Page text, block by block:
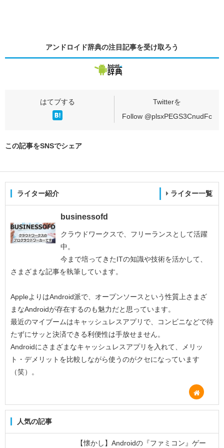
アンドロイド辞典の注目記事を受け取ろう
Follow @plsxPEGS3CnudFc
この記事をSNSでシェア
ライター紹介 ライター一覧
businessofd
クラウドワークスで、フリーランスとして活躍
中。
今まで培ってきたITの知識や技術を活かして、
さまざまな記事を執筆しています。
AppleよりはAndroid派で、オープンソースという性質上さまざ
まなAndroidが存在するのも魅力だと思っています。
最近のマイブームはキャッシュレスアプリで、コンビニなどで待
たずにサッと決済できる利便性は手放せません。
Androidにさまざまなキャッシュレスアプリを入れて、メリッ
ト・デメリットを比較しながら使うのがクセになっています
（笑）。
人気の記事
【懐かし】Androidの『ファミコン』ゲー